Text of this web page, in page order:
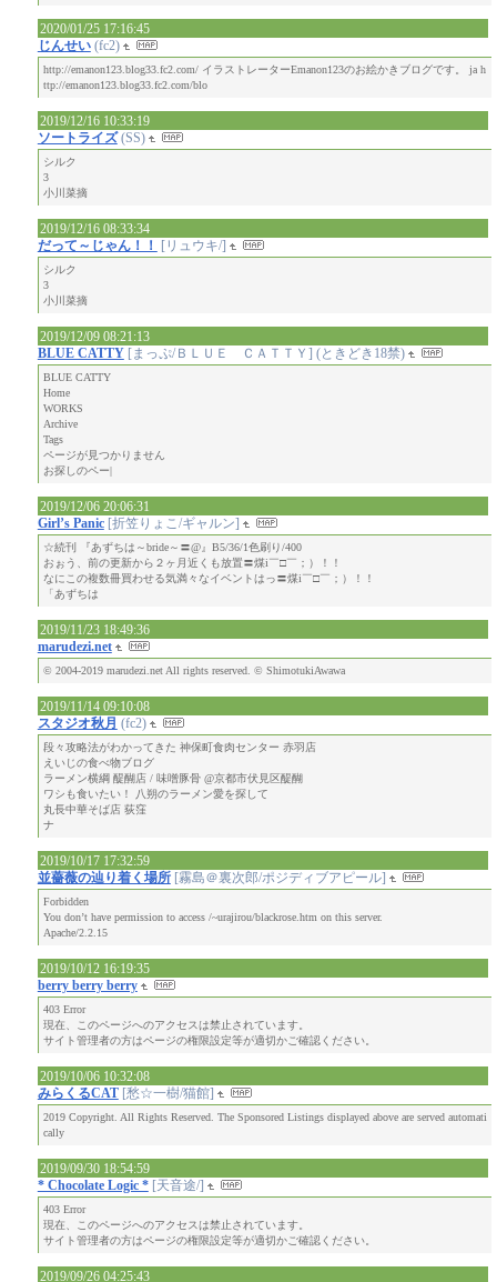
2020/01/25 17:16:45
じんせい (fc2)
http://emanon123.blog33.fc2.com/ イラストレーターEmanon123のお絵かきブログです。 ja h
ttp://emanon123.blog33.fc2.com/blo
2019/12/16 10:33:19
ソートライズ (SS)
シルク
3
小川菜摘
2019/12/16 08:33:34
だって～じゃん！！
[リュウキ/]
シルク
3
小川菜摘
2019/12/09 08:21:13
BLUE CATTY [まっぷ/ＢＬＵＥ ＣＡＴＴＹ] (ときどき18禁)
BLUE CATTY
Home
WORKS
Archive
Tags
ページが見つかりません
お探しのペー|
2019/12/06 20:06:31
Girl’s Panic [折笠りょこ/ギャルン]
☆続刊 『あずちは～bride～〓@』B5/36/1色刷り/400
おぉう、前の更新から２ヶ月近くも放置〓煤i￣□￣；）！！
なにこの複数冊買わせる気満々なイベントはっ〓煤i￣□￣；）！！
「あずちは
2019/11/23 18:49:36
marudezi.net
© 2004-2019 marudezi.net All rights reserved. © ShimotukiAwawa
2019/11/14 09:10:08
スタジオ秋月 (fc2)
段々攻略法がわかってきた 神保町食肉センター 赤羽店
えいじの食べ物ブログ
ラーメン横綱 醍醐店 / 味噌豚骨 @京都市伏見区醍醐
ワシも食いたい！ 八朔のラーメン愛を探して
丸長中華そば店 荻窪
ナ
2019/10/17 17:32:59
並薔薇の辿り着く場所 [霧島＠裏次郎/ポジディブアピール]
Forbidden
You don’t have permission to access /~urajirou/blackrose.htm on this server.
Apache/2.2.15
2019/10/12 16:19:35
berry berry berry
403 Error
現在、このページへのアクセスは禁止されています。
サイト管理者の方はページの権限設定等が適切かご確認ください。
2019/10/06 10:32:08
みらくるCAT [愁☆一樹/猫館]
2019 Copyright. All Rights Reserved. The Sponsored Listings displayed above are served automati
cally
2019/09/30 18:54:59
* Chocolate Logic * [天音途/]
403 Error
現在、このページへのアクセスは禁止されています。
サイト管理者の方はページの権限設定等が適切かご確認ください。
2019/09/26 04:25:43